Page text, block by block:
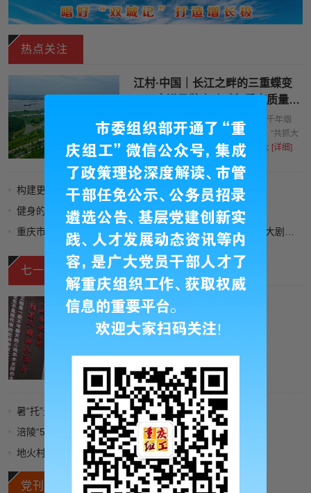
热点关注
江村·中国｜长江之畔的三重蝶变
——走进马鞍山“江村”看高质量发
大江奔流，万古不息。浩荡长江孕育千年烟
火，见证时代变迁。2016年1月5日，“共抓大
保护，不搞大开发”的时代号令响彻大 [详细]
构建更高水平的全民健身公共服务体系
健身的你 健康的你
日本拥核野心令人警惕
七一视频
爷爷藏了60年的“地下室”
[详细]
暑“托”无忧
涪陵“503地心漫游”环线攻略——弯道驾驶体验
地火村的火十年未熄
党刊好文 党务知识